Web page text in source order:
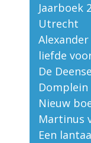
Jaarboek
Utrecht
liefde
De
Domplein
Nieuw
Martinus
Een